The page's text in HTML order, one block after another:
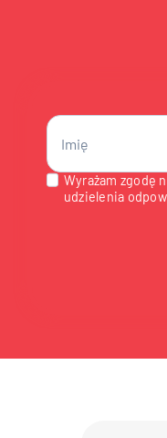
Wyrażam zgodę
udzielenia